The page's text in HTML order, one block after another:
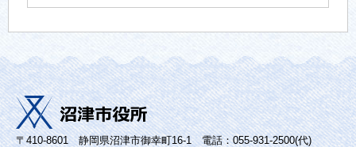
〒410-8601 静岡県沼津市御幸町16-1 電話：055-931-2500(代)